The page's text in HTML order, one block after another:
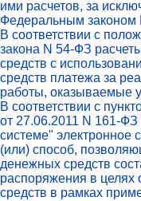
ими расчетов, за
Федеральным законом
В соответствии с
закона N 54-ФЗ
средств с
средств платежа за
работы, оказываемые
В соответствии с
от 27.06.2011 N 161-
системе" электронное
(или) способ,
денежных средств
распоряжения в
средств в рамках